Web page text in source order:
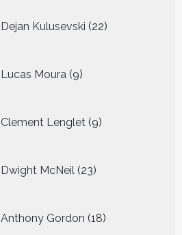
Dejan Kulusevski 22
producten
Lucas Moura 9
producten
Clement Lenglet 9
producten
Dwight McNeil 23
producten
Anthony Gordon 18
producten